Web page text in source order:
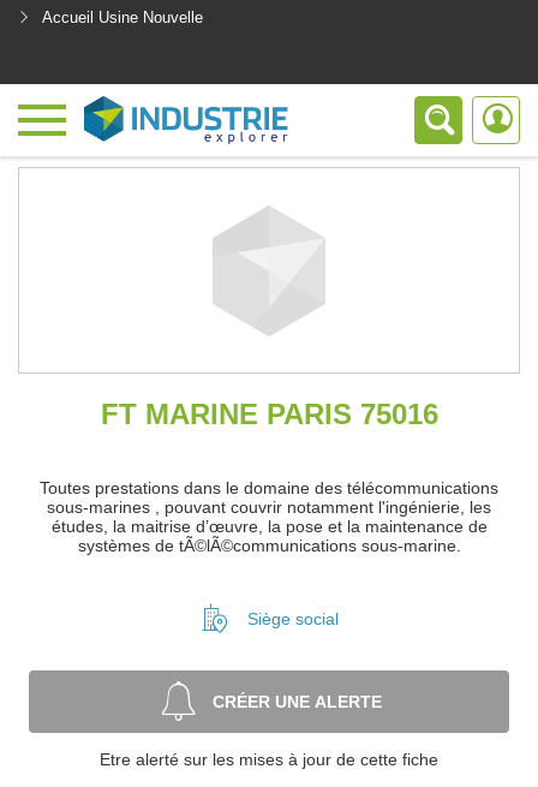
Accueil Usine Nouvelle
FT MARINE PARIS 75016
Toutes prestations dans le domaine des télécommunications
sous-marines , pouvant couvrir notamment l'ingénierie, les
études, la maitrise d’œuvre, la pose et la maintenance de
systèmes de tÃ©lÃ©communications sous-marine.
Siège social
CRÉER UNE ALERTE
Etre alerté sur les mises à jour de cette fiche